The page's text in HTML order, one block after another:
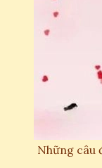
Những câu